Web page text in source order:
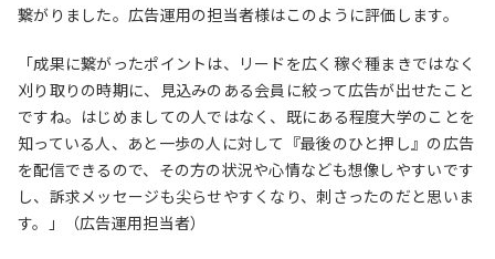
繋がりました。広告運用の担当者様はこのように評価します。
「成果に繋がったポイントは、リードを広く稼ぐ種まきではなく
刈り取りの時期に、見込みのある会員に絞って広告が出せたこと
ですね。はじめましての人ではなく、既にある程度大学のことを
知っている人、あと一歩の人に対して『最後のひと押し』の広告
を配信できるので、その方の状況や心情なども想像しやすいです
し、訴求メッセージも尖らせやすくなり、刺さったのだと思いま
す。」（広告運用担当者）